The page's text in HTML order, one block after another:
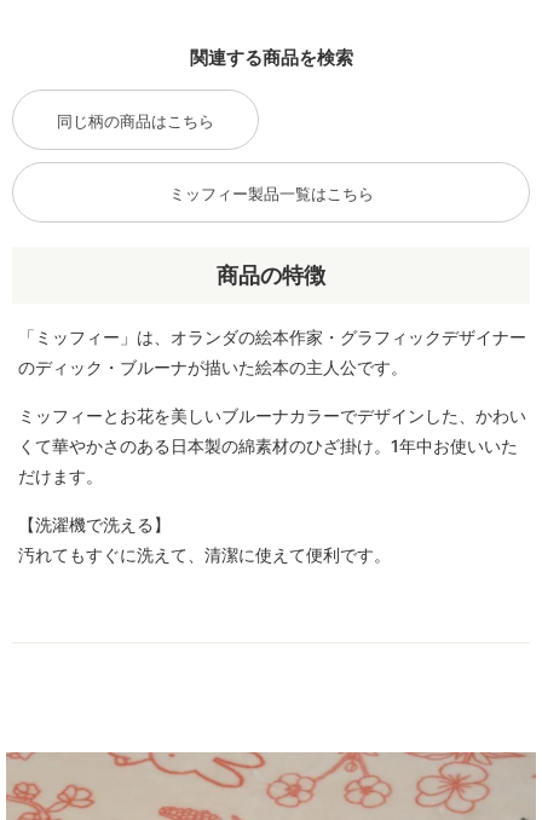
商品の特徴
「ミッフィー」は、オランダの絵本作家・グラフィックデザイナー
のディック・ブルーナが描いた絵本の主人公です。
ミッフィーとお花を美しいブルーナカラーでデザインした、かわい
くて華やかさのある日本製の綿素材のひざ掛け。1年中お使いいた
だけます。
【洗濯機で洗える】
汚れてもすぐに洗えて、清潔に使えて便利です。
関連する商品を検索
同じ柄の商品はこちら
ミッフィー製品一覧はこちら